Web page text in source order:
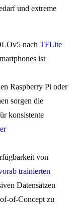
und extreme
nach TFLite
ist
Raspberry Pi oder
sorgen die
konsistente
von
trainierten
Datensätzen
of-Concept zu